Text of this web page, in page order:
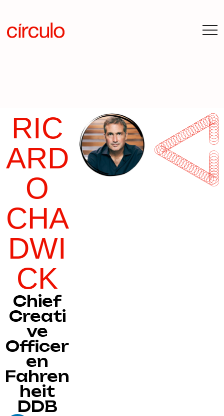
RIC
ARD
O
CHA
DWI
CK
Chief
Creati
ve
Officer
en
Fahren
heit
DDB